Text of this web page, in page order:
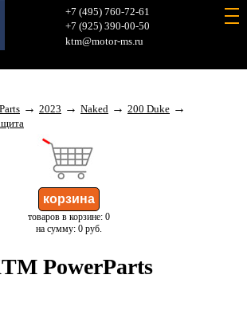
+7 (495) 760-72-61
+7 (925) 390-00-50
ktm@motor-ms.ru
→ 2023 → Naked → 200 Duke →
товаров в корзине: 0
на сумму: 0 руб.
PowerParts